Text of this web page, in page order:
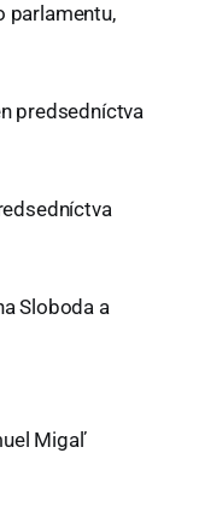
parlamentu,
predsedníctva
Sloboda a
Migaľ